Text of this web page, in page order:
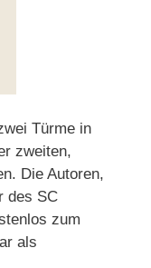
Türme in
zweiten,
Die Autoren,
des SC
zum
als